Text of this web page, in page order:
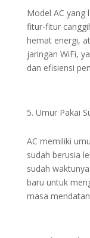
Model AC yang
fitur-fitur
hemat energi,
jaringan WiFi,
dan efisiensi
Umur Pakai
AC memiliki
sudah berusia
sudah
baru untuk
masa